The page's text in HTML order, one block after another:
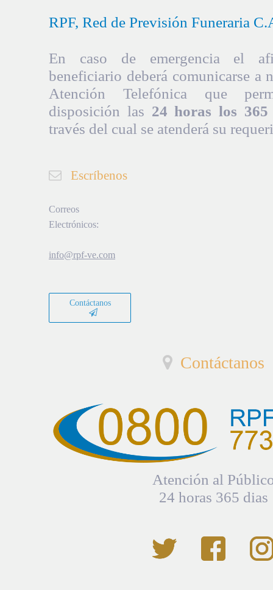
RPF, Red de Previsión Funeraria
En caso de emergencia el
beneficiario deberá comunicarse a
Atención Telefónica que
disposición las 24 horas los
través del cual se atenderá su
Escríbenos
Correos
Electrónicos:
info@rpf-ve.com
Contáctanos
Contáctanos
Atención al
24 horas 365 dias